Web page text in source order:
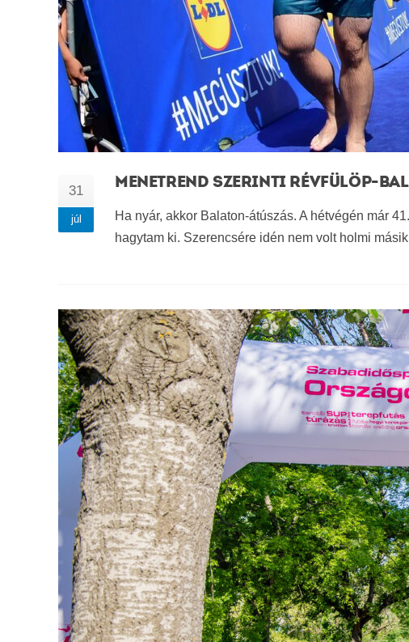
31
júl
MENETREND SZERINTI RÉVFÜLÖP-
Ha nyár, akkor Balaton-átúszás. A hétvégén már
hagytam ki. Szerencsére idén nem volt holmi